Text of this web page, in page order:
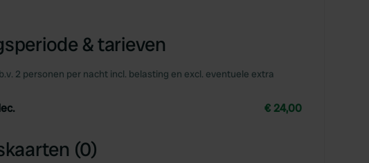
& tarieven
2 personen per nacht incl. belasting en excl. eventuele extra
€ 24,00
(0)